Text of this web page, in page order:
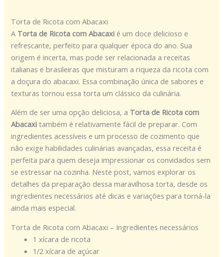
Torta de Ricota com Abacaxi
A Torta de Ricota com Abacaxi é um doce delicioso e
refrescante, perfeito para qualquer época do ano. Sua
origem é incerta, mas pode ser relacionada a receitas
italianas e brasileiras que misturam a riqueza da ricota com
a doçura do abacaxi. Essa combinação única de sabores e
texturas tornou essa torta um clássico da culinária.
Além de ser uma opção deliciosa, a Torta de Ricota com
Abacaxi também é relativamente fácil de preparar. Com
ingredientes acessíveis e um processo de cozimento que
não exige habilidades culinárias avançadas, essa receita é
perfeita para quem deseja impressionar os convidados sem
se estressar na cozinha. Neste post, vamos explorar os
detalhes da preparação dessa maravilhosa torta, desde os
ingredientes necessários até dicas e variações para torná-la
ainda mais especial.
Torta de Ricota com Abacaxi – Ingredientes necessários
1 xícara de ricota
1/2 xícara de açúcar